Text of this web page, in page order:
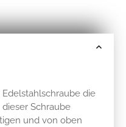
die
Schraube
und von oben